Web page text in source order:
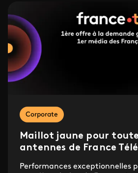
Corporate
Maillot jaune pour
antennes de France
Performances exceptionnelles